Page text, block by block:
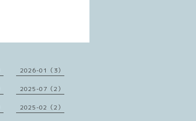
2026-01（3）
2025-07（2）
2025-02（2）